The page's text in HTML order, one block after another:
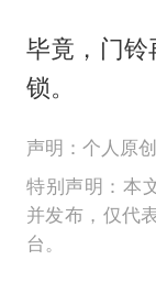
毕竟，门铃
锁。
声明：个人原
特别声明：本
并发布，仅代
台。